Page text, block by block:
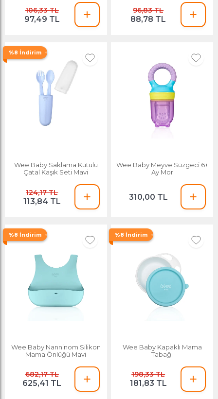
106,33 TL
97,49 TL
96,83 TL
88,78 TL
%8 İndirim
Wee Baby Saklama Kutulu
Çatal Kaşık Seti Mavi
124,17 TL
113,84 TL
Wee Baby Meyve Süzgeci 6+
Ay Mor
310,00 TL
%8 İndirim
Wee Baby Nanninom Silikon
Mama Önlüğü Mavi
682,17 TL
625,41 TL
%8 İndirim
Wee Baby Kapaklı Mama
Tabağı
198,33 TL
181,83 TL